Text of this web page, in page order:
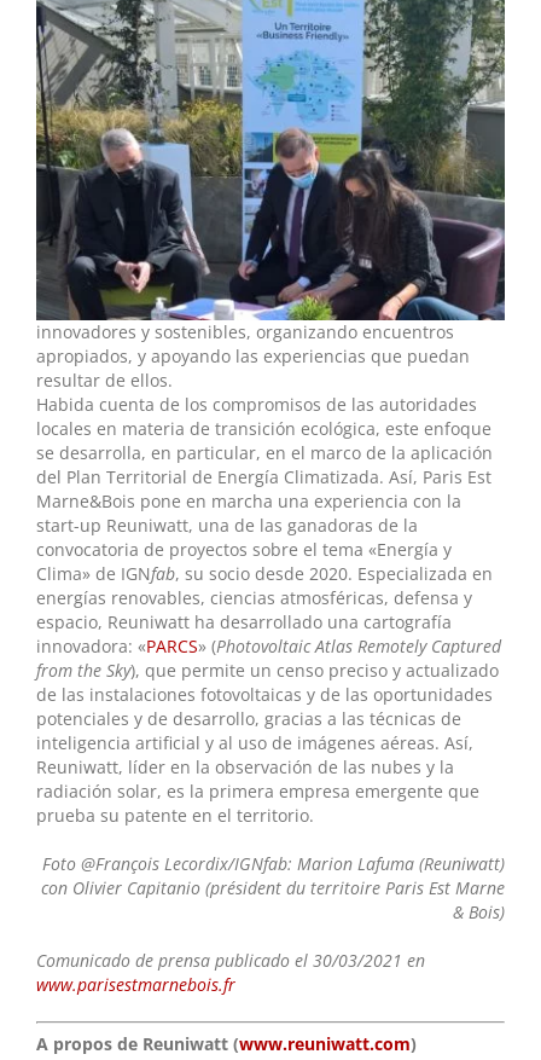
innovadores y sostenibles, organizando encuentros
apropiados, y apoyando las experiencias que puedan
resultar de ellos.
Habida cuenta de los compromisos de las autoridades
locales en materia de transición ecológica, este enfoque
se desarrolla, en particular, en el marco de la aplicación
del Plan Territorial de Energía Climatizada. Así, Paris Est
Marne&Bois pone en marcha una experiencia con la
start-up Reuniwatt, una de las ganadoras de la
convocatoria de proyectos sobre el tema «Energía y
Clima» de IGNfab, su socio desde 2020. Especializada en
energías renovables, ciencias atmosféricas, defensa y
espacio, Reuniwatt ha desarrollado una cartografía
innovadora: «PARCS» (Photovoltaic Atlas Remotely Captured
from the Sky), que permite un censo preciso y actualizado
de las instalaciones fotovoltaicas y de las oportunidades
potenciales y de desarrollo, gracias a las técnicas de
inteligencia artificial y al uso de imágenes aéreas. Así,
Reuniwatt, líder en la observación de las nubes y la
radiación solar, es la primera empresa emergente que
prueba su patente en el territorio.
Foto @François Lecordix/IGNfab: Marion Lafuma (Reuniwatt)
con Olivier Capitanio (président du territoire Paris Est Marne
& Bois)
Comunicado de prensa publicado el 30/03/2021 en
www.parisestmarnebois.fr
A propos de Reuniwatt (www.reuniwatt.com)